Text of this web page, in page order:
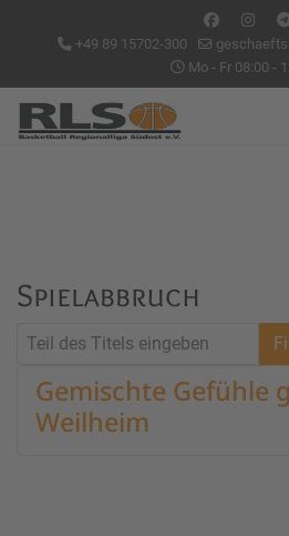
+49 89 15702-300
Mo - Fr 08:00 -
Spielabbruch
Teil des Titels eingeben
Gemischte Gefühle
Weilheim